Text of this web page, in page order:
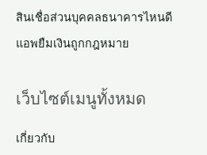
สินเชื่อส่วนบุคคลธนาคารไหนดี
แอพยืมเงินถูกกฎหมาย
เว็บไซต์เมนูทั้งหมด
เกี่ยวกับ